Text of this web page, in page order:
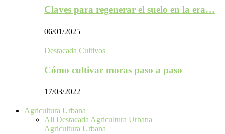
Claves para regenerar el suelo en la era…
06/01/2025
Destacada Cultivos
Cómo cultivar moras paso a paso
17/03/2022
Agricultura Urbana
All Destacada Agricultura Urbana
Agricultura Urbana